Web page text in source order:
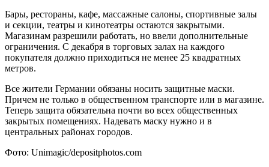
Бары, рестораны, кафе, массажные салоны, спортивные залы
и секции, театры и кинотеатры остаются закрытыми.
Магазинам разрешили работать, но ввели дополнительные
ограничения. С декабря в торговых залах на каждого
покупателя должно приходиться не менее 25 квадратных
метров.
Все жители Германии обязаны носить защитные маски.
Причем не только в общественном транспорте или в магазине.
Теперь защита обязательна почти во всех общественных
закрытых помещениях. Надевать маску нужно и в
центральных районах городов.
Фото: Unimagic/depositphotos.com